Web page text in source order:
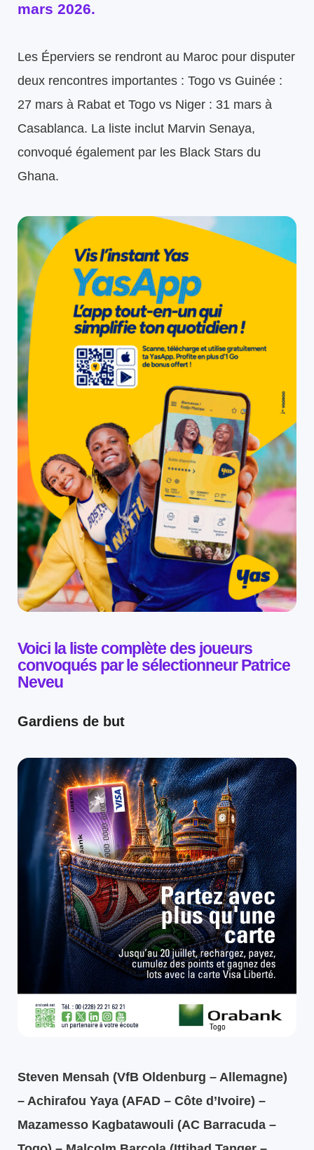
mars 2026.
Les Éperviers se rendront au Maroc pour disputer
deux rencontres importantes : Togo vs Guinée :
27 mars à Rabat et Togo vs Niger : 31 mars à
Casablanca. La liste inclut Marvin Senaya,
convoqué également par les Black Stars du
Ghana.
Voici la liste complète des joueurs
convoqués par le sélectionneurPatrice
Neveu
Gardiens de but
Steven Mensah (VfB Oldenburg – Allemagne)
– Achirafou Yaya (AFAD – Côte d’Ivoire) –
Mazamesso Kagbatawouli (AC Barracuda –